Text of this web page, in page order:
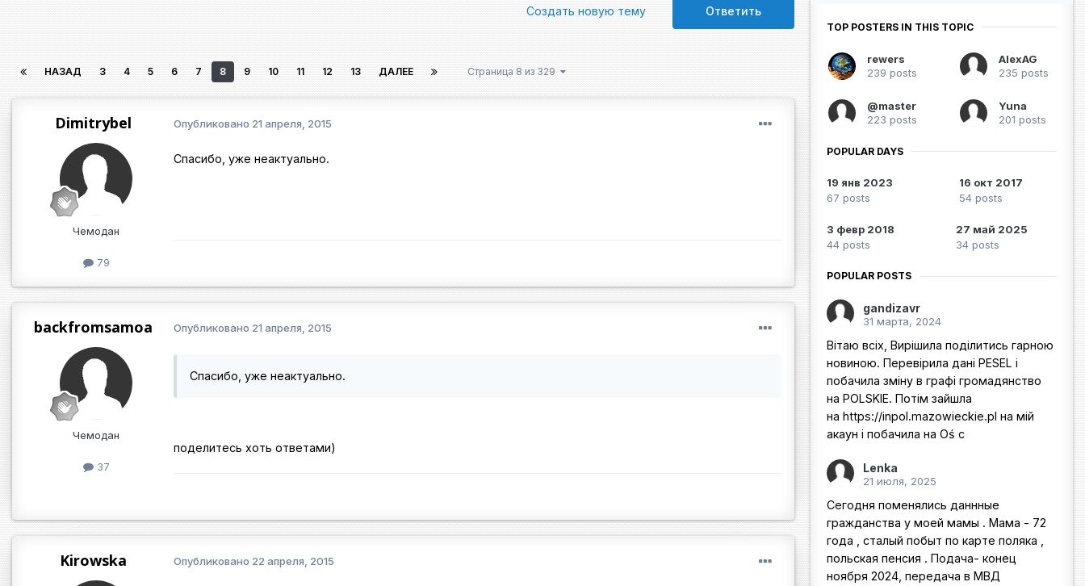
Ответить
Создать новую тему
НАЗАД 3 4 5 6 7 8 9 10 11 12 13 ДАЛЕЕ Страница 8 из 329
Dimitrybel
Чемодан
79
Опубликовано 21 апреля, 2015
Спасибо, уже неактуально.
backfromsamoa
Чемодан
37
Опубликовано 21 апреля, 2015
Спасибо, уже неактуально.
поделитесь хоть ответами)
Kirowska Опубликовано 22 апреля, 2015
TOP POSTERS IN THIS TOPIC
rewers
239 posts
AlexAG
235 posts
@master
223 posts
Yuna
201 posts
POPULAR DAYS
19 янв 2023
67 posts
16 окт 2017
54 posts
3 февр 2018
44 posts
27 май 2025
34 posts
POPULAR POSTS
gandizavr
31 марта, 2024
Вітаю всіх, Вирішила поділитись гарною
новиною. Перевірила дані PESEL і
побачила зміну в графі громадянство
на POLSKIE. Потім зайшла
на https://inpol.mazowieckie.pl на мій
акаун і побачила на Oś c
Lenka
21 июля, 2025
Сегодня поменялись даннные
гражданства у моей мамы . Мама - 72
года , сталый побыт по карте поляка ,
польская пенсия . Подача- конец
ноября 2024, передача в МВД